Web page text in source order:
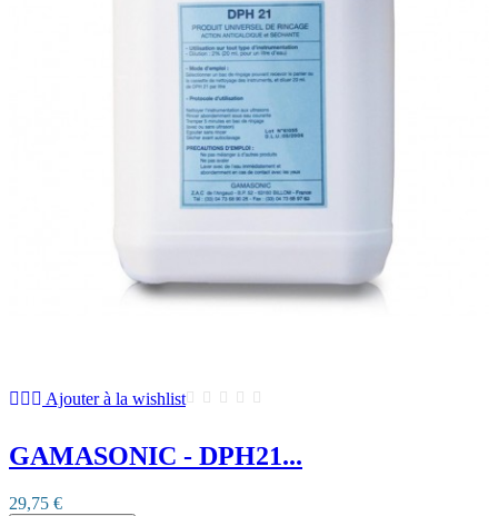
Ajouter à la wishlist
GAMASONIC - DPH21...
29,75 €